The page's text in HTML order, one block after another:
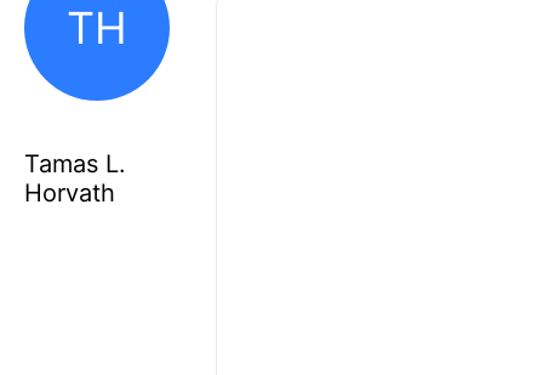
TH
Tamas L.
Horvath